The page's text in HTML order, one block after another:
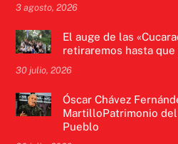
3 agosto, 2026
El auge de las
retiraremos hasta que
30 julio, 2026
Óscar Chávez
MartilloPatrimonio
Pueblo